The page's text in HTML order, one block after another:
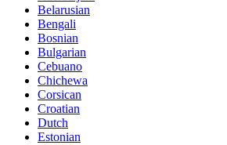
Belarusian
Bengali
Bosnian
Bulgarian
Cebuano
Chichewa
Corsican
Croatian
Dutch
Estonian